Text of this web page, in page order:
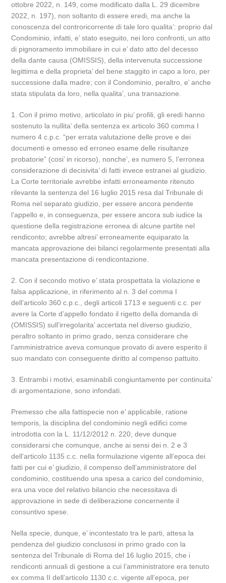
ottobre 2022, n. 149, come modificato dalla L. 29 dicembre
2022, n. 197), non soltanto di essere eredi, ma anche la
conoscenza del controricorrente di tale loro qualita’: proprio dal
Condominio, infatti, e’ stato eseguito, nei loro confronti, un atto
di pignoramento immobiliare in cui e’ dato atto del decesso
della dante causa (OMISSIS), della intervenuta successione
legittima e della proprieta’ del bene staggito in capo a loro, per
successione dalla madre; con il Condominio, peraltro, e’ anche
stata stipulata da loro, nella qualita’, una transazione.
1. Con il primo motivo, articolato in piu’ profili, gli eredi hanno
sostenuto la nullita’ della sentenza ex articolo 360 comma I
numero 4 c.p.c. “per errata valutazione delle prove e dei
documenti e omesso ed erroneo esame delle risultanze
probatorie” (cosi’ in ricorso), nonche’, ex numero 5, l’erronea
considerazione di decisivita’ di fatti invece estranei al giudizio.
La Corte territoriale avrebbe infatti erroneamente ritenuto
rilevante la sentenza del 16 luglio 2015 resa dal Tribunale di
Roma nel separato giudizio, per essere ancora pendente
l’appello e, in conseguenza, per essere ancora sub iudice la
questione della registrazione erronea di alcune partite nel
rendiconto; avrebbe altresi’ erroneamente equiparato la
mancata approvazione dei bilanci regolarmente presentati alla
mancata presentazione di rendicontazione.
2. Con il secondo motivo e’ stata prospettata la violazione e
falsa applicazione, in riferimento al n. 3 del comma I
dell’articolo 360 c.p.c., degli articoli 1713 e seguenti c.c. per
avere la Corte d’appello fondato il rigetto della domanda di
(OMISSIS) sull’irregolarita’ accertata nel diverso giudizio,
peraltro soltanto in primo grado, senza considerare che
l’amministratrice aveva comunque provato di avere esperito il
suo mandato con conseguente diritto al compenso pattuito.
3. Entrambi i motivi, esaminabili congiuntamente per continuita’
di argomentazione, sono infondati.
Premesso che alla fattispecie non e’ applicabile, ratione
temporis, la disciplina del condominio negli edifici come
introdotta con la L. 11/12/2012 n. 220, deve dunque
considerarsi che comunque, anche ai sensi dei n. 2 e 3
dell’articolo 1135 c.c. nella formulazione vigente all’epoca dei
fatti per cui e’ giudizio, il compenso dell’amministratore del
condominio, costituendo una spesa a carico del condominio,
era una voce del relativo bilancio che necessitava di
approvazione in sede di deliberazione concernente il
consuntivo spese.
Nella specie, dunque, e’ incontestato tra le parti, attesa la
pendenza del giudizio conclusosi in primo grado con la
sentenza del Tribunale di Roma del 16 luglio 2015, che i
rendiconti annuali di gestione a cui l’amministratore era tenuto
ex comma II dell’articolo 1130 c.c. vigente all’epoca, per